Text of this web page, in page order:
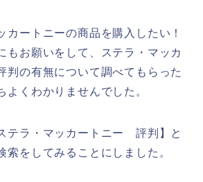
カートニーの商品を購入したい！
もお願いをして、ステラ・マッカ
判の有無について調べてもらった
よくわかりませんでした。
テラ・マッカートニー 評判】と
索をしてみることにしました。